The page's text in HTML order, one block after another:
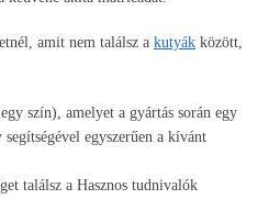
amit nem találsz a kutyák között,
szín), amelyet a gyártás során egy
egyszerűen a kívánt
találsz a Hasznos tudnivalók